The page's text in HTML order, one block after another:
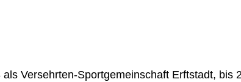
Versehrten-Sportgemeinschaft Erftstadt,